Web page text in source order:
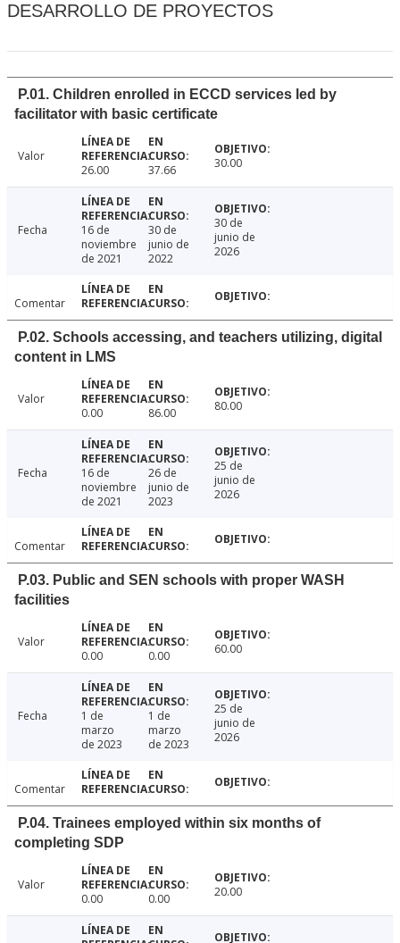
DESARROLLO DE PROYECTOS
P.01. Children enrolled in ECCD services led by
facilitator with basic certificate
Valor
26.00
37.66 30.00
Fecha
16 de
noviembre
de 2021
30 de
junio de
2022
30 de
junio de
2026
Comentar
P.02. Schools accessing, and teachers utilizing, digital
content in LMS
Valor
0.00
86.00 80.00
Fecha
16 de
noviembre
de 2021
26 de
junio de
2023
25 de
junio de
2026
Comentar
P.03. Public and SEN schools with proper WASH
facilities
Valor
0.00
0.00 60.00
Fecha
1 de
marzo
de 2023
1 de
marzo
de 2023
25 de
junio de
2026
Comentar
P.04. Trainees employed within six months of
completing SDP
Valor
0.00
0.00 20.00